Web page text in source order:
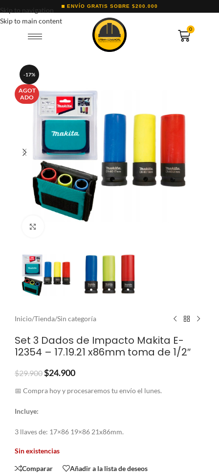
Skip to navigation
Skip to main content
ENVÍO GRATIS SOBRE $200.000
0
-17%
AGOT
ADO
Inicio/Tienda/Sin categoría
Set 3 Dados de Impacto Makita E-
12354 – 17.19.21 x86mm toma de 1/2″
$29.900$24.900
📅 Compra hoy y procesaremos tu envío el lunes.
Incluye:
3 llaves de: 17×86 19×86 21x86mm.
Sin existencias
Comparar Añadir a la lista de deseos